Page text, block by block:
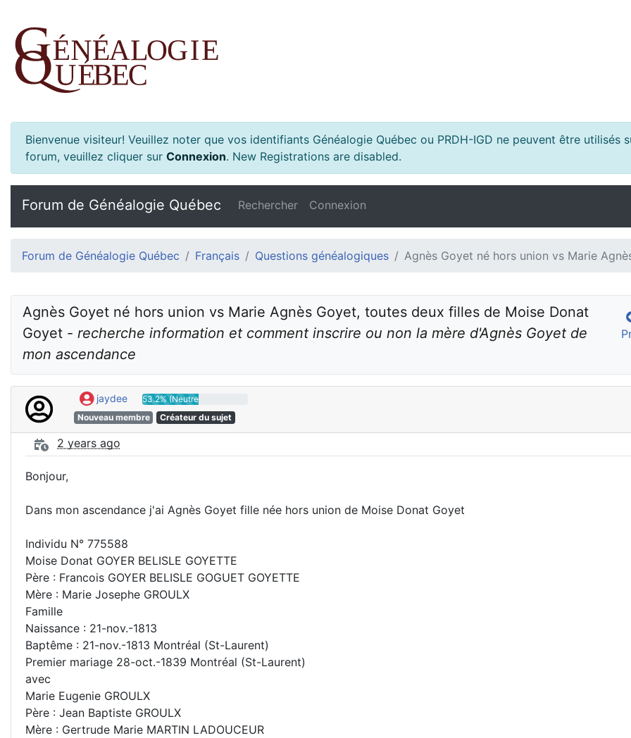
Bienvenue visiteur! Veuillez noter que vos identifiants Généalogie Québec ou PRDH-IGD ne peuvent être
forum, veuillez cliquer sur Connexion. New Registrations are disabled.
Forum de Généalogie Québec Rechercher Connexion
Forum de Généalogie Québec Français Questions généalogiques Agnès Goyet né hors union vs Marie
Agnès Goyet né hors union vs Marie Agnès Goyet, toutes deux filles de Moise Donat
Goyet - recherche information et comment inscrire ou non la mère d'Agnès Goyet de
mon ascendance
jaydee
53.2% (Neutre)
Nouveau membre
Créateur du sujet
2 years ago
Bonjour,
Dans mon ascendance j'ai Agnès Goyet fille née hors union de Moise Donat Goyet
Individu N° 775588
Moise Donat GOYER BELISLE GOYETTE
Père : Francois GOYER BELISLE GOGUET GOYETTE
Mère : Marie Josephe GROULX
Famille
Naissance : 21-nov.-1813
Baptême : 21-nov.-1813 Montréal (St-Laurent)
Premier mariage 28-oct.-1839 Montréal (St-Laurent)
avec
Marie Eugenie GROULX
Père : Jean Baptiste GROULX
Mère : Gertrude Marie MARTIN LADOUCEUR